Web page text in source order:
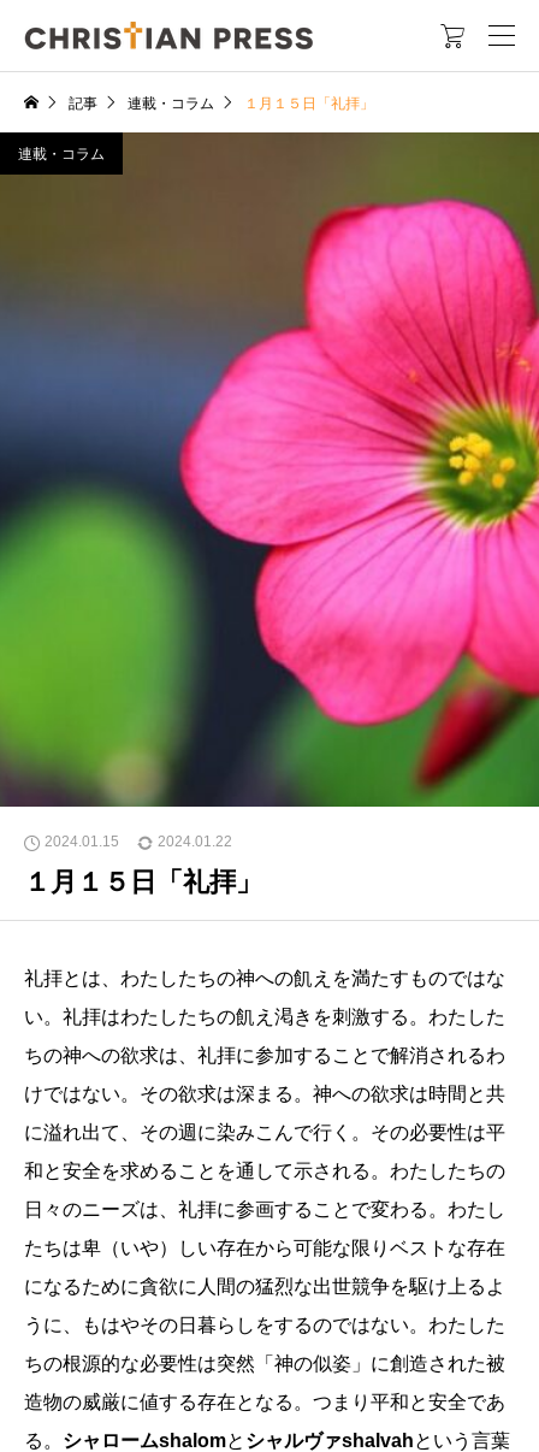

記事 連載・コラム １月１５日「礼拝」
連載・コラム
2024.01.15 2024.01.22
１月１５日「礼拝」
礼拝とは、わたしたちの神への飢えを満たすものではな
い。礼拝はわたしたちの飢え渇きを刺激する。わたした
ちの神への欲求は、礼拝に参加することで解消されるわ
けではない。その欲求は深まる。神への欲求は時間と共
に溢れ出て、その週に染みこんで行く。その必要性は平
和と安全を求めることを通して示される。わたしたちの
日々のニーズは、礼拝に参画することで変わる。わたし
たちは卑（いや）しい存在から可能な限りベストな存在
になるために貪欲に人間の猛烈な出世競争を駆け上るよ
うに、もはやその日暮らしをするのではない。わたした
ちの根源的な必要性は突然「神の似姿」に創造された被
造物の威厳に値する存在となる。つまり平和と安全であ
る。 シャロームshalomと シャルヴァshalvahという言葉